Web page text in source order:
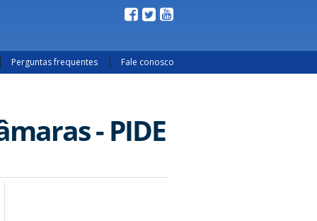
Perguntas frequentes Fale conosco
- PIDE